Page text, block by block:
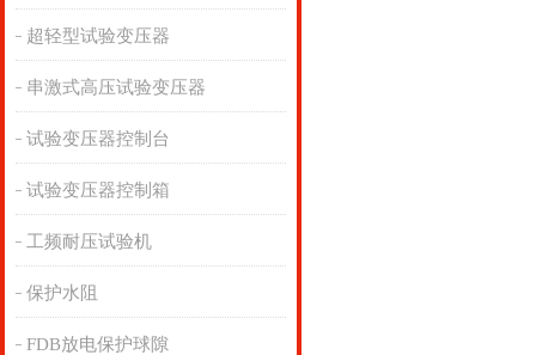
超轻型试验变压器
串激式高压试验变压器
试验变压器控制台
试验变压器控制箱
工频耐压试验机
保护水阻
FDB放电保护球隙